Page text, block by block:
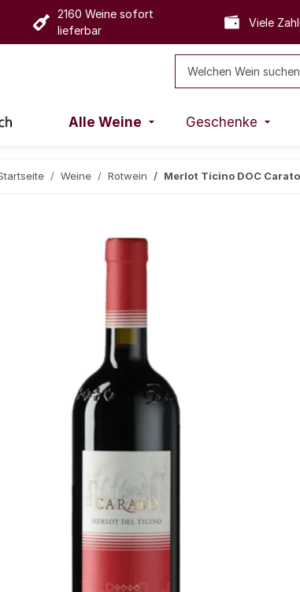
2160 Weine sofort
lieferbar
Viele
Alle Weine Geschenke
Weine Rotwein Merlot Ticino DOC